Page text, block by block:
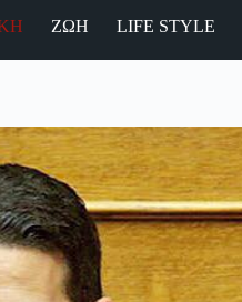
ΖΩΗ LIFE STYLE